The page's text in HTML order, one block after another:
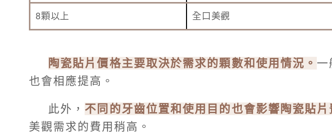
8顆以上 全口美觀
陶瓷貼片價格主要取決於需求的顆數和使用情況。 一
也會相應提高。
此外， 不同的牙齒位置和使用目的也會影響陶瓷貼片
美觀需求的費用稍高。